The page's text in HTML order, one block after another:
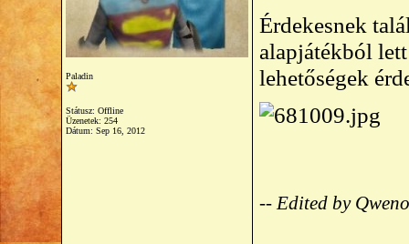
Paladin
Státusz: Offline
Üzenetek: 254
Dátum: Sep 16, 2012
Érdekesnek
alapjátékból
lehetőségek
-- Edited by